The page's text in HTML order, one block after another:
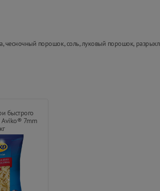
порошок, соль, луковый порошок,
быстрого
Aviko® 7mm